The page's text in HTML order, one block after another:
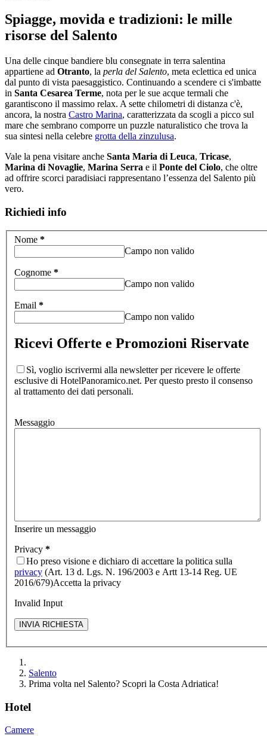
Spiagge, movida e tradizioni: le mille
risorse del Salento
Una delle cinque bandiere blu consegnate in terra salentina
appartiene ad Otranto, la perla del Salento, meta eclettica ed unica
dal punto di vista paesaggistico. Continuando a scendere ci s'imbatte
in Santa Cesarea Terme, nota per le sue acque termali che
garantiscono il massimo relax. A sette chilometri di distanza c'è,
ancora, la nostra Castro Marina, caratterizzata da scogli a picco sul
mare che sembrano comporre un puzzle naturalistico che trova la
sua sintesi nella celebre grotta della zinzulusa.
Vale la pena visitare anche Santa Maria di Leuca, Tricase,
Marina di Novaglie, Marina Serra e il Ponte del Ciolo, che oltre
ad offrire scorci paradisiaci rappresentano l’essenza del Salento più
vero.
Richiedi info
Nome *
Campo non valido
Cognome *
Campo non valido
Email *
Campo non valido
Ricevi Offerte e Promozioni Riservate
Sì, voglio iscrivermi alla newsletter per ricevere le offerte
esclusive di HotelPanoramico.net. Per questo presto il consenso
al trattamento dei dati personali.
Messaggio
Inserire un messaggio
Privacy *
Ho preso visione e dichiaro di accettare la politica sulla
privacy (Art. 13 d. Lgs. N. 196/2003 e Artt 13-14 Reg. UE
2016/679)Accetta la privacy
Invalid Input
Salento
Prima volta nel Salento? Scopri la Costa Adriatica!
Hotel
Camere